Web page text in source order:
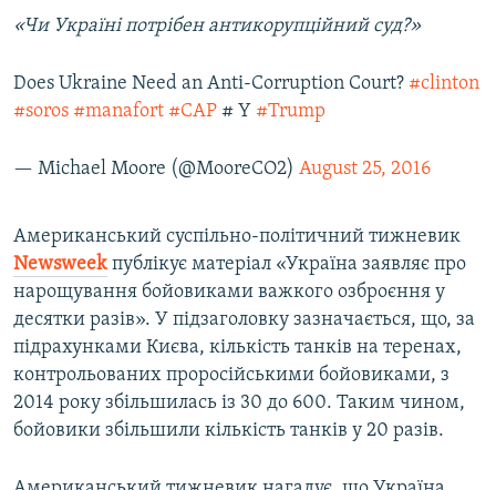
«Чи Україні потрібен антикорупційний суд?»
Does Ukraine Need an Anti-Corruption Court? #clinton
#soros #manafort #CAP # Y #Trump
— Michael Moore (@MooreCO2) August 25, 2016
Американський суспільно-політичний тижневик
Newsweekпублікує матеріал «Україна заявляє про
нарощування бойовиками важкого озброєння у
десятки разів». У підзаголовку зазначається, що, за
підрахунками Києва, кількість танків на теренах,
контрольованих проросійськими бойовиками, з
2014 року збільшилась із 30 до 600. Таким чином,
бойовики збільшили кількість танків у 20 разів.